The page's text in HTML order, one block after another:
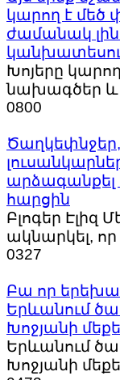
կարող է մեծ
ժամանակ
Խոյերը
նախագծեր և
0800
արձագանքել
հարցին
Բլոգեր Էլիզ
ակնարկել, որ
0327
Բա որ երեխա
Երևանում
Խոջյանի
Երևանում
Խոջյանի